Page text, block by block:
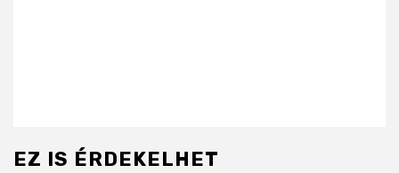
EZ IS ÉRDEKELHET